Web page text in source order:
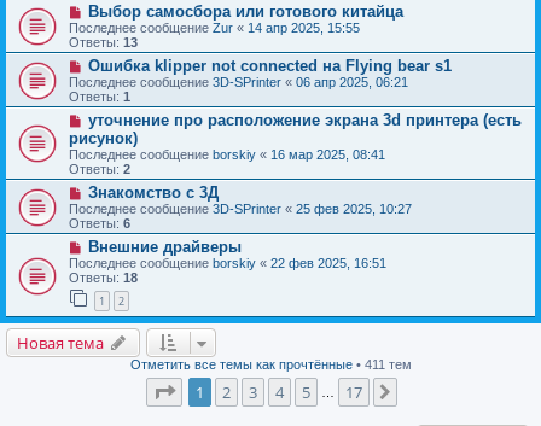
Выбор самосбора или готового китайца
Последнее сообщение Zur « 14 апр 2025, 15:55
Ответы: 13
Ошибка klipper not connected на Flying bear s1
Последнее сообщение 3D-SPrinter « 06 апр 2025, 06:21
Ответы: 1
уточнение про расположение экрана 3d принтера (есть
рисунок)
Последнее сообщение borskiy « 16 мар 2025, 08:41
Ответы: 2
Знакомство с 3Д
Последнее сообщение 3D-SPrinter « 25 фев 2025, 10:27
Ответы: 6
Внешние драйверы
Последнее сообщение borskiy « 22 фев 2025, 16:51
Ответы: 18
1 2
Новая тема
Отметить все темы как прочтённые• 411 тем
Страница1 из
1 2 3 4 5 17